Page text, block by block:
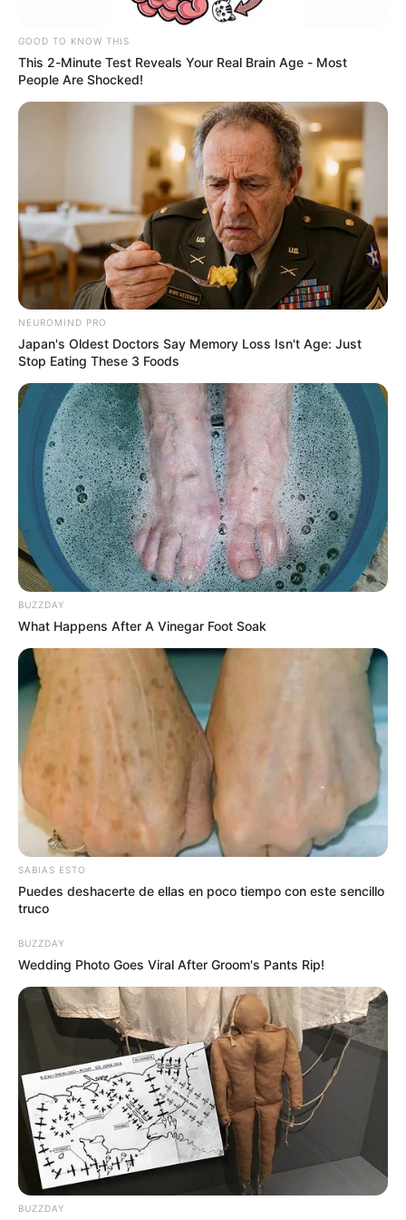
RCN Radio
Por:Evelin Adriana Barrios Florez
Mayo 23, 2022
COMPARTIR
UNIRSE AL CANAL DE WHATSAPP
Desde la ONG Nación Wayuu dejaron en conocimiento
que este 22 de mayo del presente año, siendo
aproximadamente las 18:00 horas, según informaciones
entregadas a esta entidad, hombres armados, quienes se
desplazaban a bordo de una motocicleta, llegaron hasta
un hotel donde se encontraba resguardada una familia
wayuu desplazada forzosamente de sus territorios
ancestrales y le
habrían entregado al propietario del
establecimiento un panfleto con amenazas de muerte
en contra de esta familia,
obligándolo a leerla y a
romperla de manera inmediata.
Según lo informado
estos hechos se presentan luego de
que una familia wayuu, procedente del municipio de
Uribia, llegarán a la capital del Departamento de la
Guajira en busca de ayuda y protección , toda vez que
fueran sacados de manera violenta de sus territorios
ancestrales.
se suspenderían las elecciones en Colombia
GOOD TO KNOW THIS
This 2-Minute Test Reveals Your Real Brain Age - Most
People Are Shocked!
NEUROMIND PRO
Japan's Oldest Doctors Say Memory Loss Isn't Age: Just
Stop Eating These 3 Foods
BUZZDAY
What Happens After A Vinegar Foot Soak
SABIAS ESTO
Puedes deshacerte de ellas en poco tiempo con este sencillo
truco
BUZZDAY
Wedding Photo Goes Viral After Groom's Pants Rip!
BUZZDAY